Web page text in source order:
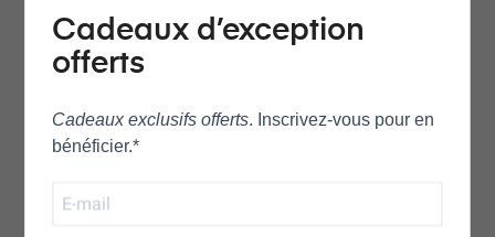
Son boîtier en acier inoxydable de 40 mm, associé à un
élégante et polyvalente. Les nuances fumées du cadran
accentuent la profondeur visuelle et mettent en lumière la
étendue de 80 heures. Chaque détail est pensé pour offrir
Cadeaux d’exception
offerts
Cadeaux exclusifs offerts. Inscrivez‑vous pour en
bénéficier.*